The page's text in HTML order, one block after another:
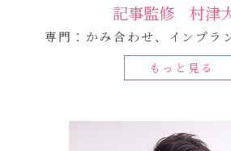
記事監修 村津
専門：かみ合わせ、インプラ
もっと見る